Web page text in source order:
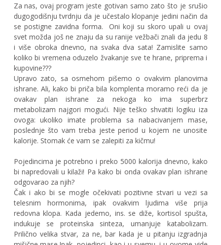
Za nas, ovaj program jeste gotivan samo zato što je srušio
dugogodišnju tvrdnju da je učestalo klopanje jedini način da
se postigne zavidna forma. Oni koji su skoro upali u ovaj
svet možda još ne znaju da su ranije vežbači znali da jedu 8
i više obroka dnevno, na svaka dva sata! Zamislite samo
koliko bi vremena oduzelo žvakanje sve te hrane, priprema i
kupovine???
Upravo zato, sa osmehom pišemo o ovakvim planovima
ishrane. Ali, kako bi priča bila komplenta moramo reći da je
ovakav plan ishrane za nekoga ko ima superbrz
metabolizam najgori mogući. Nije teško shvatiti logiku iza
ovoga: ukoliko imate problema sa nabacivanjem mase,
poslednje što vam treba jeste period u kojem ne unosite
kalorije. Stomak će vam se zalepiti za kičmu!
Pojedincima je potrebno i preko 5000 kalorija dnevno, kako
bi napredovali u kilaži! Pa kako bi onda ovakav plan ishrane
odgovarao za njih?
Čak i ako bi se mogle očekivati pozitivne stvari u vezi sa
telesnim hormonima, ipak ovakvim ljudima više prija
redovna klopa. Kada jedemo, ins. se diže, kortisol spušta,
indukuje se proteinska sinteza, umanjuje katabolizam.
Prilično velika stvar, za ne, bar kada je u pitanju izgradnja